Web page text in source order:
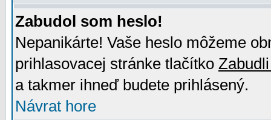
Zabudol som heslo!
Nepanikárte! Vaše heslo môžeme
prihlasovacej stránke tlačítko
a takmer ihneď budete prihlásený.
Návrat hore